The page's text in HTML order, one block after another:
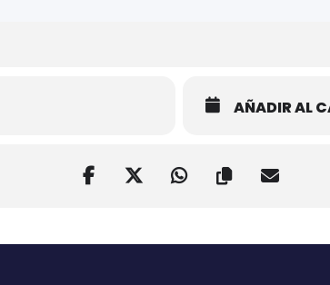
AÑADIR AL